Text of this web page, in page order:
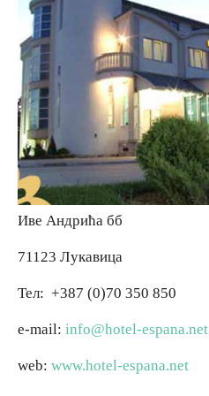
Вјерски туризам
Авантура
Еко туризам
Културни туризам
Лов и риболов
Иве Андрића бб
71123 Лукавица
Тел: +387 (0)70 350 850
e-mail: info@hotel-espana.net
web: www.hotel-espana.net